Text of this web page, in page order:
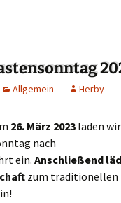
Allgemein Herby
26. März 2023 laden wir
nach
ein. Anschließend
zum traditionellen